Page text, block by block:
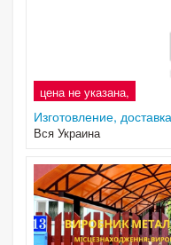
цена не указана,
Изготовление,
Вся Украина